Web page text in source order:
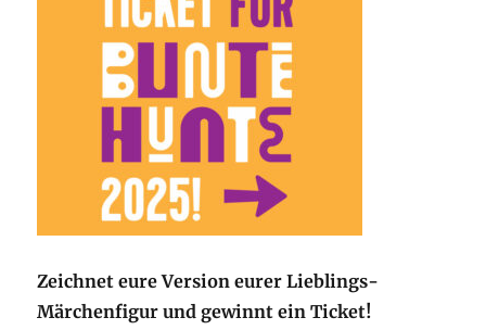
Zeichnet eure Version eurer Lieblings-
Märchenfigur und gewinnt ein Ticket!